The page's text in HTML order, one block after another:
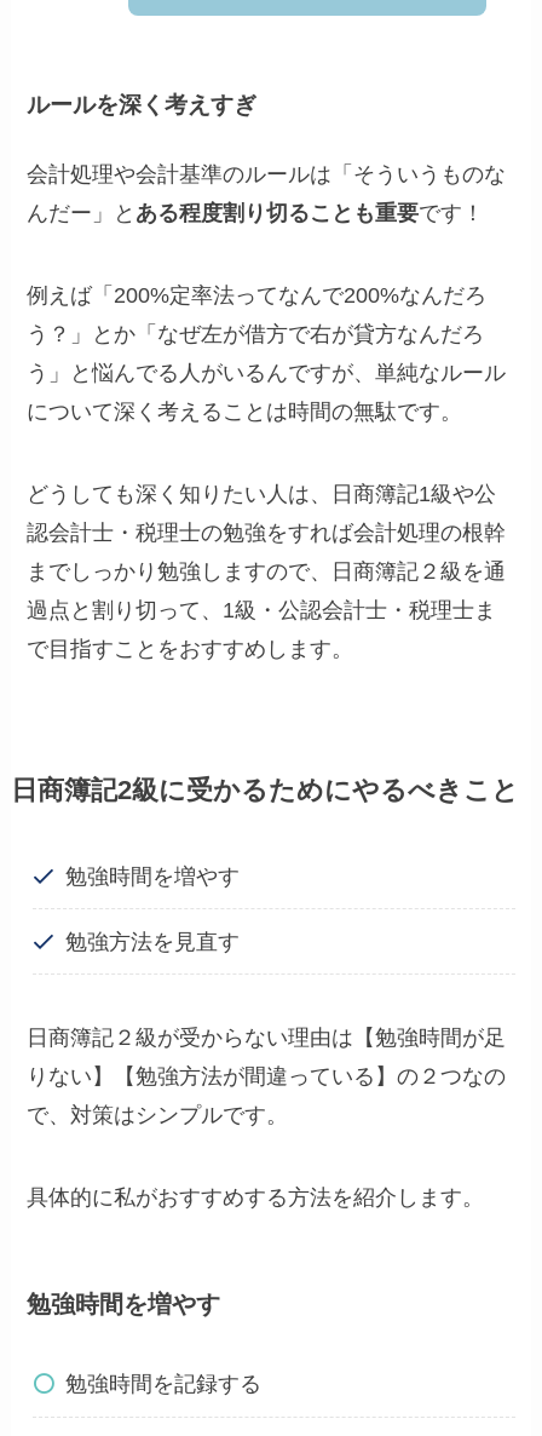
ルールを深く考えすぎ
会計処理や会計基準のルールは「そういうものな
んだー」と ある程度割り切ることも重要です！
例えば「200%定率法ってなんで200%なんだろ
う？」とか「なぜ左が借方で右が貸方なんだろ
う」と悩んでる人がいるんですが、単純なルール
について深く考えることは時間の無駄です。
どうしても深く知りたい人は、日商簿記1級や公
認会計士・税理士の勉強をすれば会計処理の根幹
までしっかり勉強しますので、日商簿記２級を通
過点と割り切って、1級・公認会計士・税理士ま
で目指すことをおすすめします。
日商簿記2級に受かるためにやるべきこと
勉強時間を増やす
勉強方法を見直す
日商簿記２級が受からない理由は【勉強時間が足
りない】【勉強方法が間違っている】の２つなの
で、対策はシンプルです。
具体的に私がおすすめする方法を紹介します。
勉強時間を増やす
勉強時間を記録する